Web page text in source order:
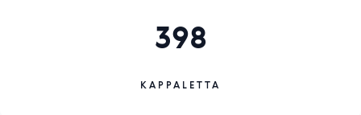
398
KAPPALETTA